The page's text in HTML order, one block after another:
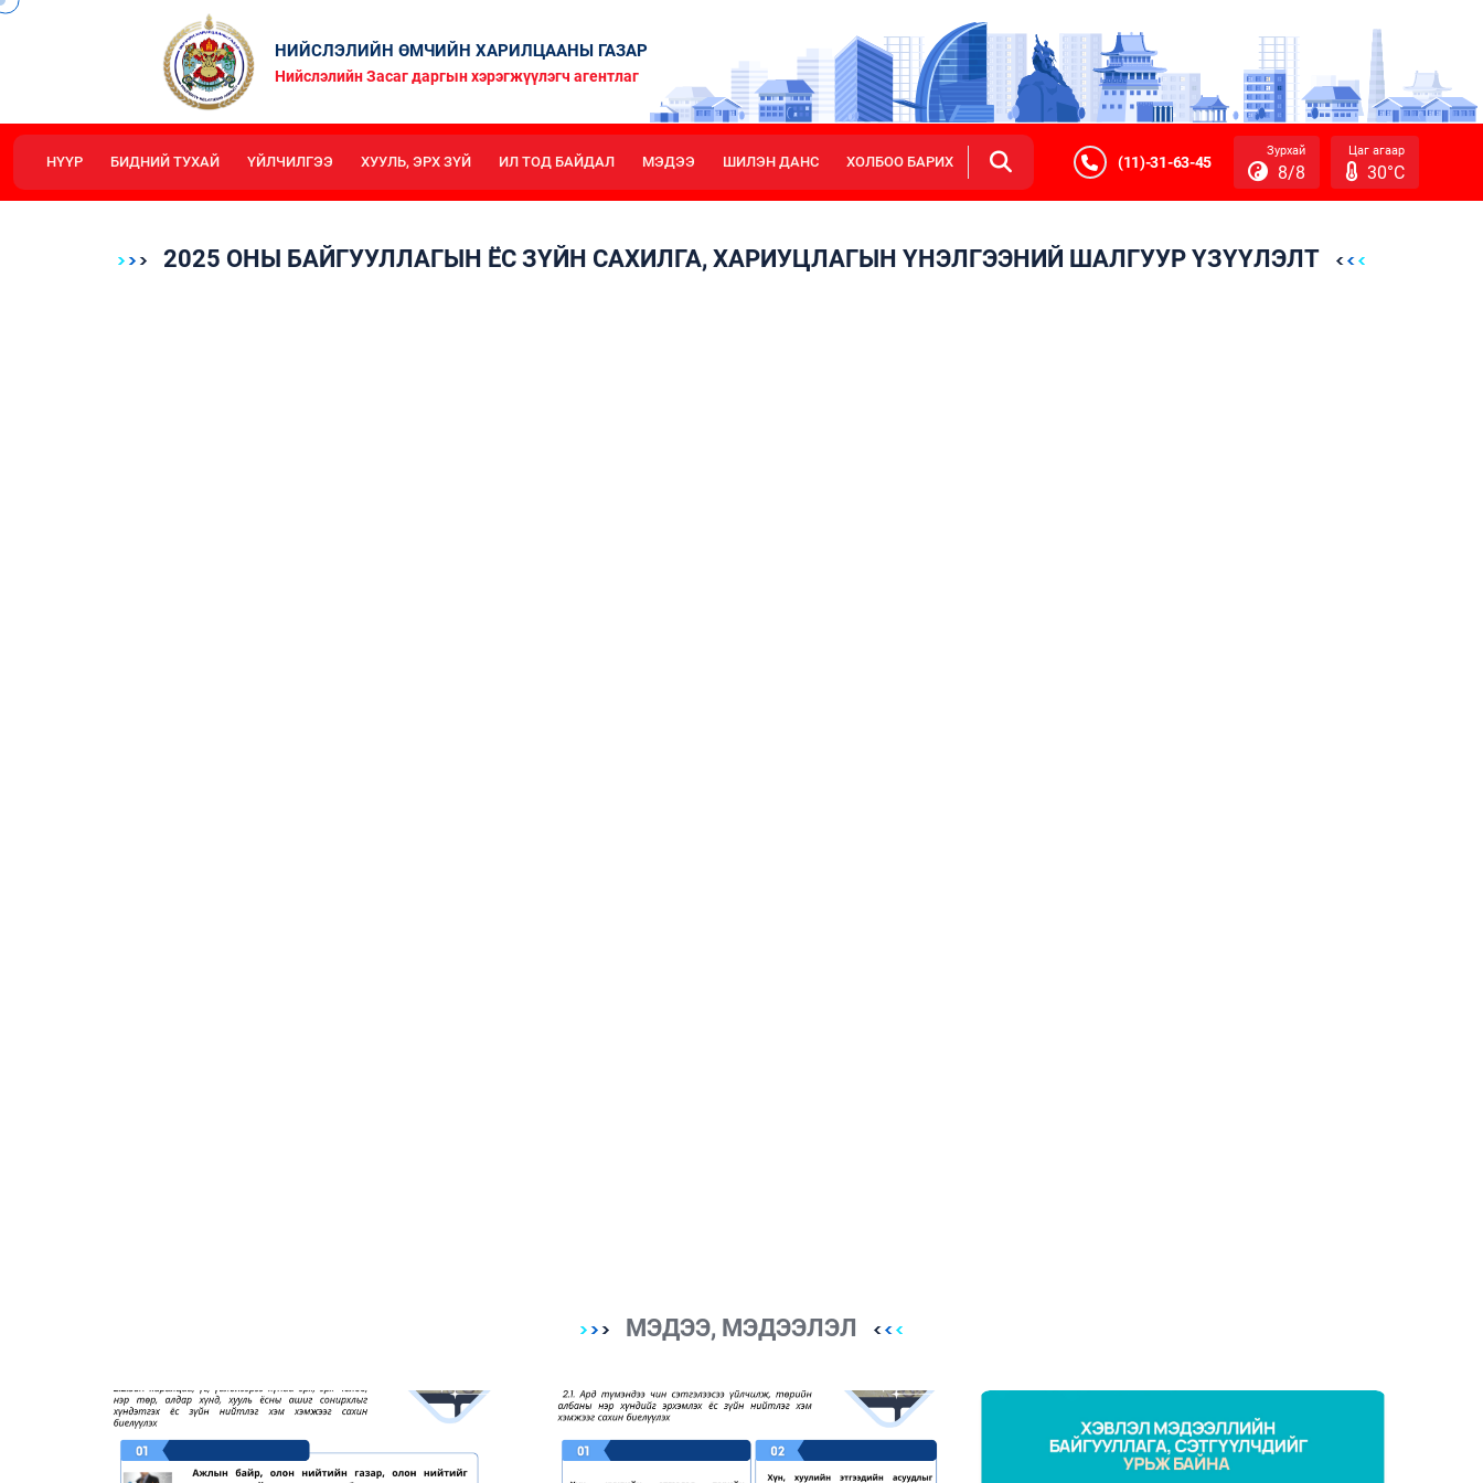
НИЙСЛЭЛИЙН ӨМЧИЙН ХАРИЛЦААНЫ ГАЗАР
Нийслэлийн Засаг даргын хэрэгжүүлэгч агентлаг
НҮҮР БИДНИЙ ТУХАЙ ҮЙЛЧИЛГЭЭ ХУУЛЬ, ЭРХ ЗҮЙ ИЛ ТОД БАЙДАЛ МЭДЭЭ ШИЛЭН ДАНС ХОЛБОО БАРИХ (11)-31-63-45
Зурхай
8/8
Цаг агаар
30°C
2025 ОНЫ БАЙГУУЛЛАГЫН ЁС ЗҮЙН САХИЛГА, ХАРИУЦЛАГЫН ҮНЭЛГЭЭНИЙ ШАЛГУУР ҮЗҮҮЛЭЛТ
МЭДЭЭ, МЭДЭЭЛЭЛ